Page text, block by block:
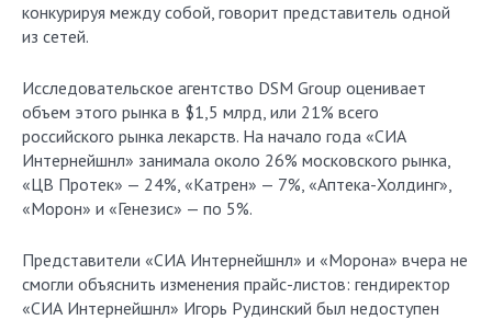
конкурируя между собой, говорит представитель одной
из сетей.
Исследовательское агентство DSM Group оценивает
объем этого рынка в $1,5 млрд, или 21% всего
российского рынка лекарств. На начало года «СИА
Интернейшнл» занимала около 26% московского рынка,
«ЦВ Протек» — 24%, «Катрен» — 7%, «Аптека-Холдинг»,
«Морон» и «Генезис» — по 5%.
Представители «СИА Интернейшнл» и «Морона» вчера не
смогли объяснить изменения прайс-листов: гендиректор
«СИА Интернейшнл» Игорь Рудинский был недоступен